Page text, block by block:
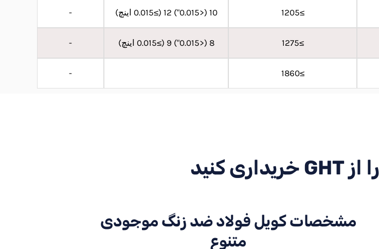
≥1205 10 (<0.015") 12 (≥0.015 اینچ) -
≥1275 8 (<0.015") 9 (≥0.015 اینچ) -
≥1860
-
مشخصات کویل فولاد ضد زنگ موجودی
متنوع